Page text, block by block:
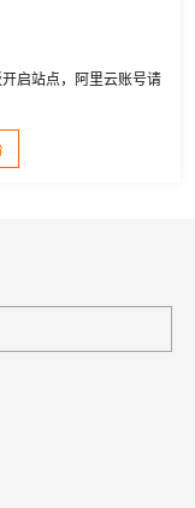
启站点，阿里云账号请